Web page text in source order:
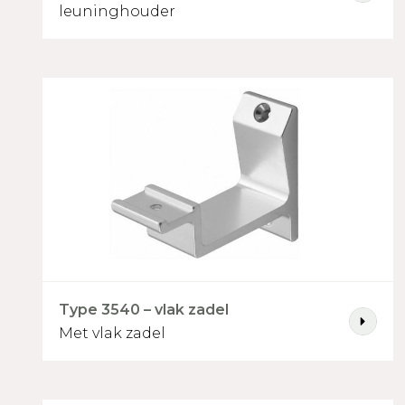
leuninghouder
Type 3540 – vlak zadel
Met vlak zadel
Type 3502 - vlak zadel
Type 3540 - vlak zadel